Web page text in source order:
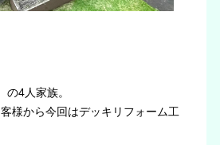
の4人家族。
様から今回はデッキリフォーム工